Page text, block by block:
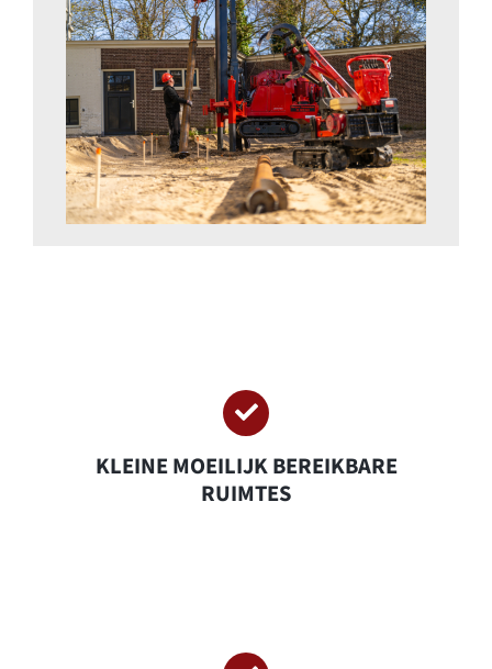
KLEINE MOEILIJK BEREIKBARE
RUIMTES